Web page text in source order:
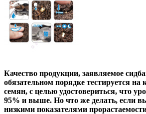
Качество продукции, заявляемое
обязательном порядке тестируется на
семян, с целью удостовериться, что
95% и выше. Но что же делать, если
низкими показателями